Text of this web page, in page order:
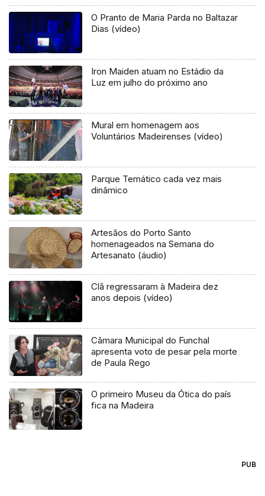
O Pranto de Maria Parda no Baltazar
Dias (vídeo)
Iron Maiden atuam no Estádio da
Luz em julho do próximo ano
Mural em homenagem aos
Voluntários Madeirenses (vídeo)
Parque Temático cada vez mais
dinâmico
Artesãos do Porto Santo
homenageados na Semana do
Artesanato (áudio)
Clã regressaram à Madeira dez
anos depois (vídeo)
Câmara Municipal do Funchal
apresenta voto de pesar pela morte
de Paula Rego
O primeiro Museu da Ótica do país
fica na Madeira
PUB